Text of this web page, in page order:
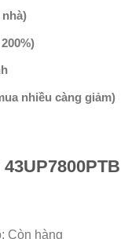
nhiều càng giảm)
Còn hàng